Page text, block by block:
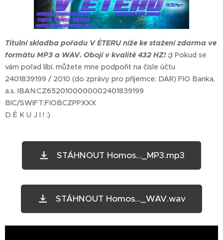
Titulní skladba pořadu V ÉTERU níže ke stažení zdarma ve
formátu MP3 a WAV. Obojí v kvalitě 432 HZ! :) Pokud se
vám pořad líbí, můžete mne podpořit na čísle účtu
2401839199 / 2010 (do zprávy pro příjemce: DAR) FIO Banka,
a.s. IBAN:CZ6520100000002401839199
BIC/SWIFT:FIOBCZPPXXX
D Ě K U J I ! :)
STÁHNOUT Homos..._MP3.mp3
STÁHNOUT Homos..._WAV.wav